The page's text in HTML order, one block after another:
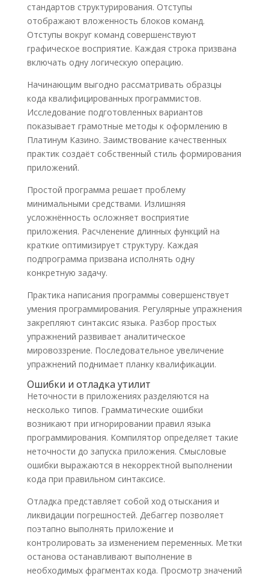
стандартов структурирования. Отступы
отображают вложенность блоков команд.
Отступы вокруг команд совершенствуют
графическое восприятие. Каждая строка призвана
включать одну логическую операцию.
Начинающим выгодно рассматривать образцы
кода квалифицированных программистов.
Исследование подготовленных вариантов
показывает грамотные методы к оформлению в
Платинум Казино. Заимствование качественных
практик создаёт собственный стиль формирования
приложений.
Простой программа решает проблему
минимальными средствами. Излишняя
усложнённость осложняет восприятие
приложения. Расчленение длинных функций на
краткие оптимизирует структуру. Каждая
подпрограмма призвана исполнять одну
конкретную задачу.
Практика написания программы совершенствует
умения программирования. Регулярные упражнения
закрепляют синтаксис языка. Разбор простых
упражнений развивает аналитическое
мировоззрение. Последовательное увеличение
упражнений поднимает планку квалификации.
Ошибки и отладка утилит
Неточности в приложениях разделяются на
несколько типов. Грамматические ошибки
возникают при игнорировании правил языка
программирования. Компилятор определяет такие
неточности до запуска приложения. Смысловые
ошибки выражаются в некорректной выполнении
кода при правильном синтаксисе.
Отладка представляет собой ход отыскания и
ликвидации погрешностей. Дебаггер позволяет
поэтапно выполнять приложение и
контролировать за изменением переменных. Метки
останова останавливают выполнение в
необходимых фрагментах кода. Просмотр значений